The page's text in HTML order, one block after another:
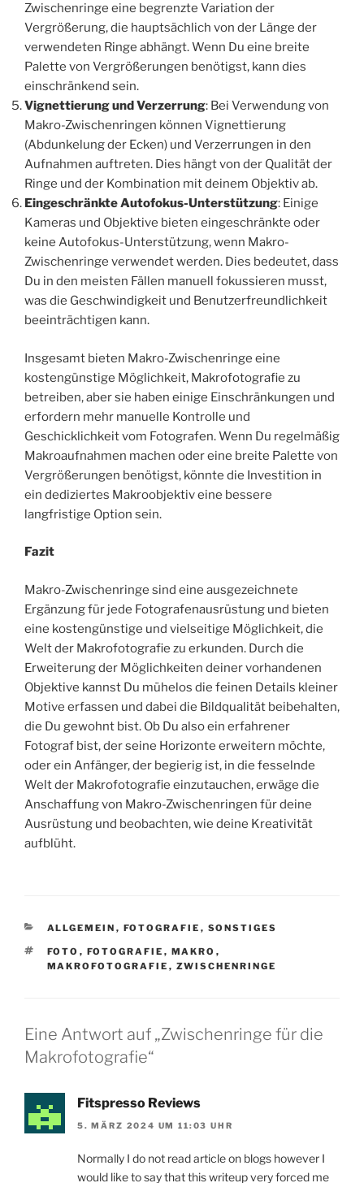
Zwischenringe eine begrenzte Variation der
Vergrößerung, die hauptsächlich von der Länge der
verwendeten Ringe abhängt. Wenn Du eine breite
Palette von Vergrößerungen benötigst, kann dies
einschränkend sein.
Vignettierung und Verzerrung: Bei Verwendung von
Makro-Zwischenringen können Vignettierung
(Abdunkelung der Ecken) und Verzerrungen in den
Aufnahmen auftreten. Dies hängt von der Qualität der
Ringe und der Kombination mit deinem Objektiv ab.
Eingeschränkte Autofokus-Unterstützung: Einige
Kameras und Objektive bieten eingeschränkte oder
keine Autofokus-Unterstützung, wenn Makro-
Zwischenringe verwendet werden. Dies bedeutet, dass
Du in den meisten Fällen manuell fokussieren musst,
was die Geschwindigkeit und Benutzerfreundlichkeit
beeinträchtigen kann.
Insgesamt bieten Makro-Zwischenringe eine
kostengünstige Möglichkeit, Makrofotografie zu
betreiben, aber sie haben einige Einschränkungen und
erfordern mehr manuelle Kontrolle und
Geschicklichkeit vom Fotografen. Wenn Du regelmäßig
Makroaufnahmen machen oder eine breite Palette von
Vergrößerungen benötigst, könnte die Investition in
ein dediziertes Makroobjektiv eine bessere
langfristige Option sein.
Fazit
Makro-Zwischenringe sind eine ausgezeichnete
Ergänzung für jede Fotografenausrüstung und bieten
eine kostengünstige und vielseitige Möglichkeit, die
Welt der Makrofotografie zu erkunden. Durch die
Erweiterung der Möglichkeiten deiner vorhandenen
Objektive kannst Du mühelos die feinen Details kleiner
Motive erfassen und dabei die Bildqualität beibehalten,
die Du gewohnt bist. Ob Du also ein erfahrener
Fotograf bist, der seine Horizonte erweitern möchte,
oder ein Anfänger, der begierig ist, in die fesselnde
Welt der Makrofotografie einzutauchen, erwäge die
Anschaffung von Makro-Zwischenringen für deine
Ausrüstung und beobachten, wie deine Kreativität
aufblüht.
KATEGORIEN
ALLGEMEIN , FOTOGRAFIE , SONSTIGES
SCHLAGWÖRTER
FOTO , FOTOGRAFIE , MAKRO ,
MAKROFOTOGRAFIE , ZWISCHENRINGE
Eine Antwort auf „Zwischenringe für die
Makrofotografie“
Fitspresso Reviews
5. MÄRZ 2024 UM 11:03 UHR
Normally I do not read article on blogs however I
would like to say that this writeup very forced me